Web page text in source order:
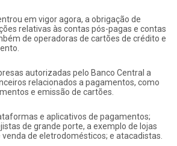
em vigor agora, a obrigação de
relativas às contas pós-pagas e contas
de operadoras de cartões de crédito e
autorizadas pelo Banco Central a
relacionados a pagamentos, como
e emissão de cartões.
e aplicativos de pagamentos;
de grande porte, a exemplo de lojas
de eletrodomésticos; e atacadistas.